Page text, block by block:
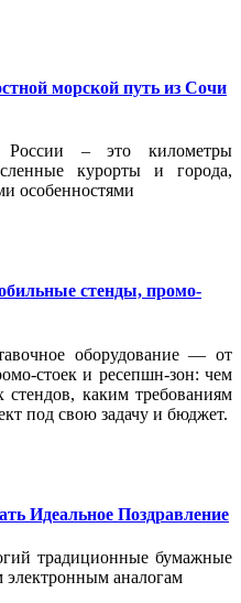
морской путь из Сочи
России – это километры
курорты и города,
особенностями
стенды, промо-
оборудование — от
стоек и ресепшн-зон: чем
стендов, каким требованиям
под свою задачу и бюджет.
Идеальное Поздравление
традиционные бумажные
электронным аналогам